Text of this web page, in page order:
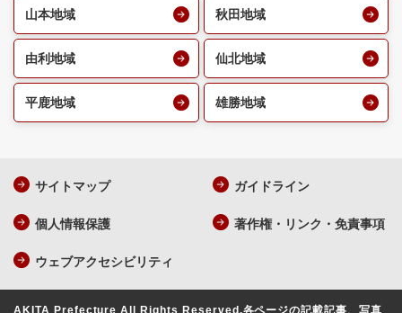
山本地域 秋田地域
由利地域 仙北地域
平鹿地域 雄勝地域
サイトマップ ガイドライン
個人情報保護 著作権・リンク・免責事項
ウェブアクセシビリティ
AKITA Prefecture All Rights Reserved.各ページの記載記事、写真